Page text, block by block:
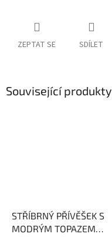
ZEPTAT SE SDÍLET
Související produkty
STŘÍBRNÝ PŘÍVĚŠEK S
MODRÝM TOPAZEM